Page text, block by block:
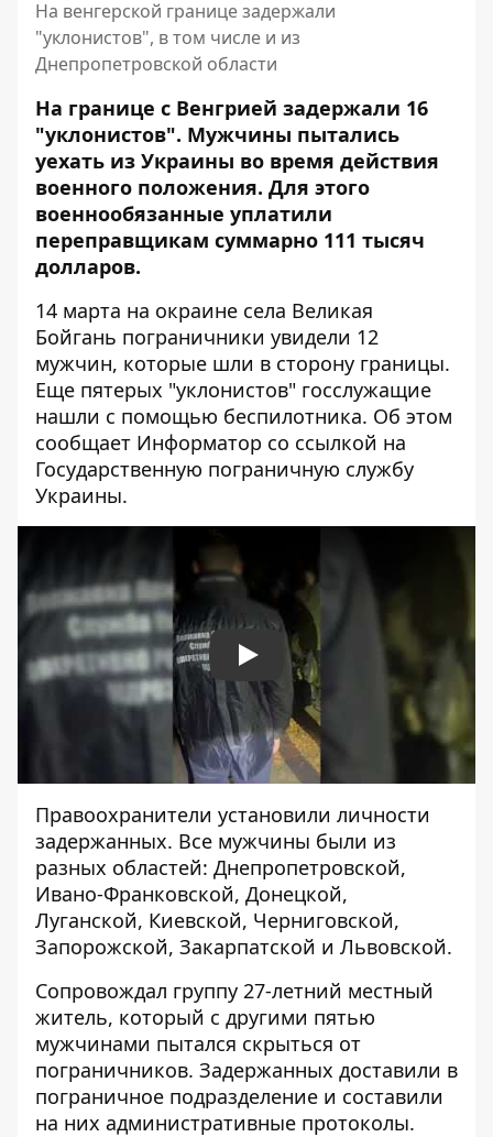
На венгерской границе задержали
"уклонистов", в том числе и из
Днепропетровской области
На границе с Венгрией задержали 16
"уклонистов". Мужчины пытались
уехать из Украины во время действия
военного положения. Для этого
военнообязанные уплатили
переправщикам суммарно 111 тысяч
долларов.
14 марта на окраине села Великая
Бойгань пограничники увидели 12
мужчин, которые шли в сторону границы.
Еще пятерых "уклонистов" госслужащие
нашли с помощью беспилотника. Об этом
сообщает Информатор со ссылкой на
Государственную пограничную службу
Украины.
Play
Правоохранители установили личности
задержанных. Все мужчины были из
разных областей: Днепропетровской,
Ивано-Франковской, Донецкой,
Луганской, Киевской, Черниговской,
Запорожской, Закарпатской и Львовской.
Сопровождал группу 27-летний местный
житель, который с другими пятью
мужчинами пытался скрыться от
пограничников. Задержанных доставили в
пограничное подразделение и составили
на них административные протоколы.